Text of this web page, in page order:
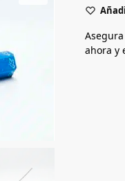
ahora y